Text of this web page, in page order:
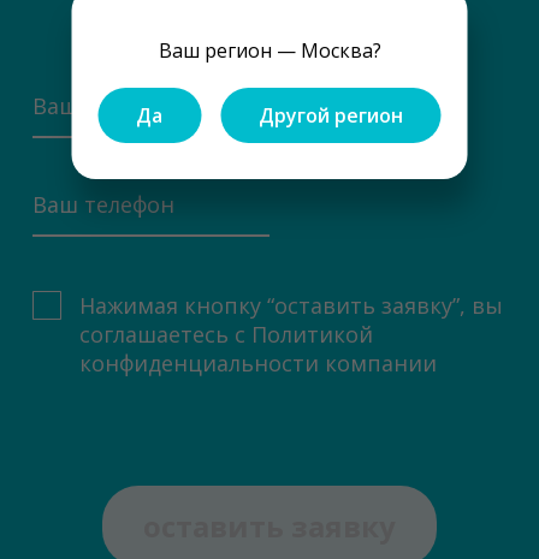
Ваш регион — Москва?
Да Другой регион
Нажимая кнопку “оставить заявку”, вы
соглашаетесь с Политикой
конфиденциальности компании